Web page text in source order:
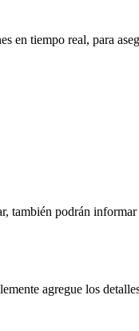
en tiempo real, para
también podrán
agregue los